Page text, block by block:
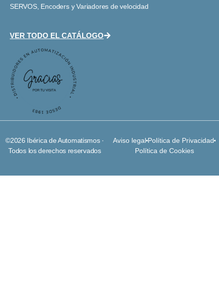
SERVOS, Encoders y Variadores de velocidad
VER TODO EL CATÁLOGO
©2026 Ibérica de Automatismos ·
Todos los derechos reservados
Aviso legal Política de Privacidad
Política de Cookies